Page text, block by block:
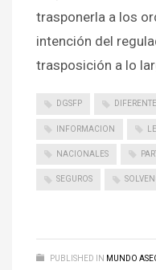
trasponerla a los
intención del
trasposición a lo
DGSFP
INFORMACION
NACIONALES
SEGUROS
PUBLISHED IN MUNDO